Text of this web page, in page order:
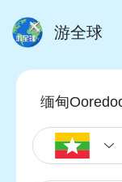
游全球
缅甸